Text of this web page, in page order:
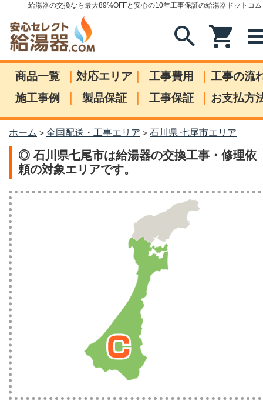
給湯器の交換なら最大89%OFFと安心の10年工事保証の給湯器ドットコム
search shopping_cart
商品一覧 | 対応エリア | 工事費用 | 工事の流
施工事例
| 製品保証 | 工事保証 | お支払方
ホーム > 全国配送・工事エリア > 石川県 七尾市エリア
◎ 石川県七尾市は給湯器の交換工事・修理依
頼の対象エリアです。